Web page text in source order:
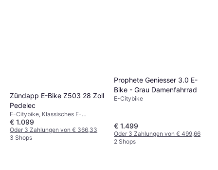
Zündapp E-Bike Z503 28 Zoll
Pedelec
E-Citybike, Klassisches E-
Citybike, Geschwindigkeit (max)
25km/h
€ 1.099
Oder 3 Zahlungen von € 366,33
3 Shops
Prophete Geniesser 3.0 E-
Bike - Grau Damenfahrrad
E-Citybike
€ 1.499
Oder 3 Zahlungen von € 499,66
2 Shops